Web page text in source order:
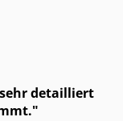
detailliert